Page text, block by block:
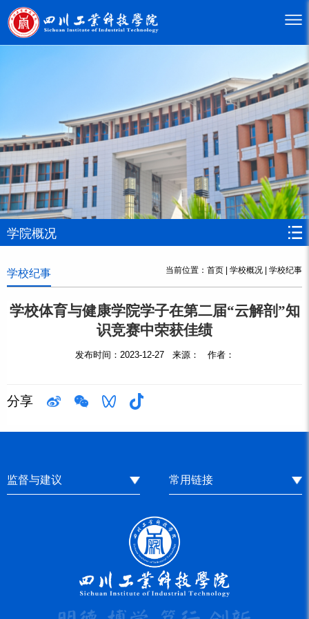
学院概况
学校纪事 当前位置： 首页 | 学校概况 | 学校纪事
学校体育与健康学院学子在第二届“云解剖”知
识竞赛中荣获佳绩
发布时间：2023-12-27 来源： 作者：
分享
监督与建议 常用链接